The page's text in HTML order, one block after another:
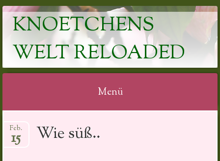
KNOETCHENS
WELT RELOADED
Menü
zum
Inhalt
Wie süß..
Feb.
15